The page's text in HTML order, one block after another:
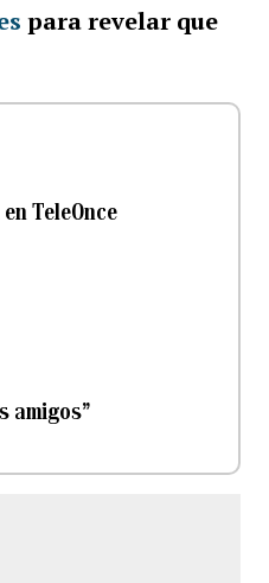
para revelar que
TeleOnce
amigos”